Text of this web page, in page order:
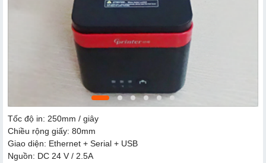
Tốc độ in: 250mm / giây
Chiều rộng giấy: 80mm
Giao diện: Ethernet + Serial + USB
Nguồn: DC 24 V / 2.5A